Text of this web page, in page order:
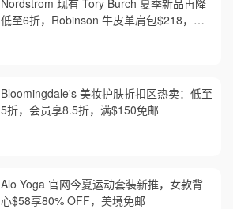
低至6折，Robinson 牛皮单肩包$218，买
Bloomingdale's 美妆护肤折扣区热卖：低至
5折，会员享8.5折，满$150免邮
Alo Yoga 官网今夏运动套装新推，女款背
心$58享80% OFF，美境免邮